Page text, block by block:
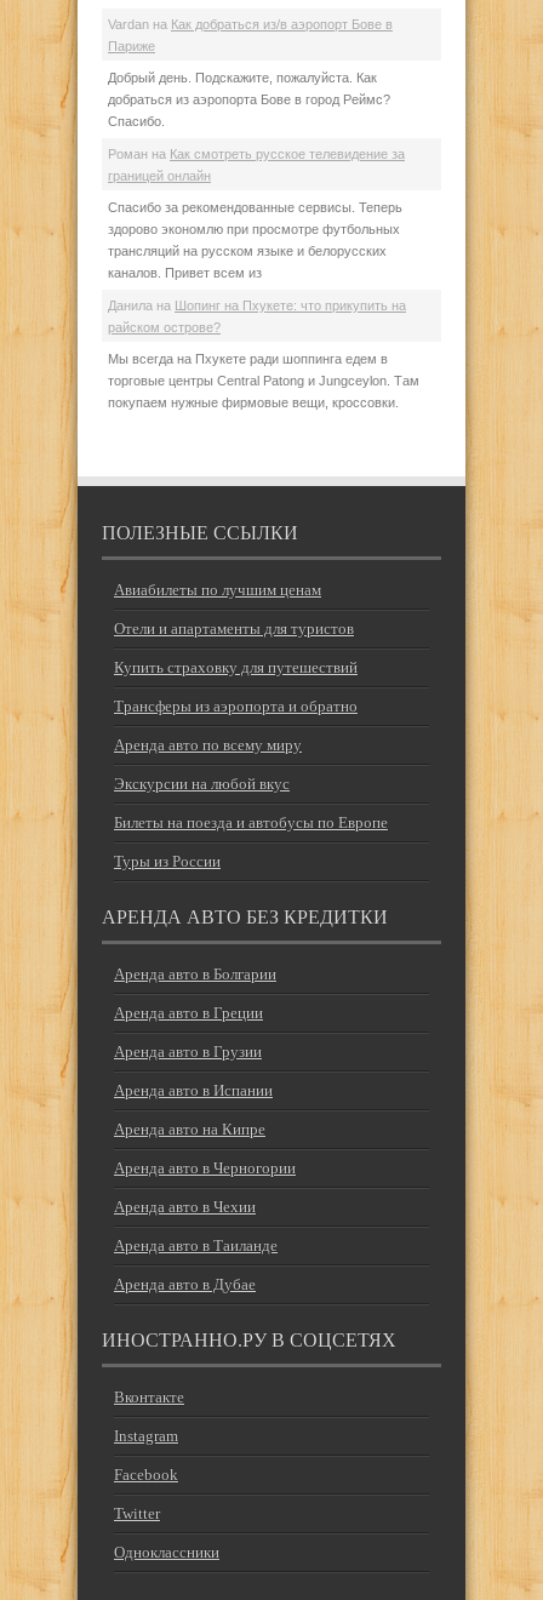
Vardan на Как добраться из/в аэропорт Бове в
Париже
Добрый день. Подскажите, пожалуйста. Как
добраться из аэропорта Бове в город Реймс?
Спасибо.
Роман на Как смотреть русское телевидение за
границей онлайн
Спасибо за рекомендованные сервисы. Теперь
здорово экономлю при просмотре футбольных
трансляций на русском языке и белорусских
каналов. Привет всем из
Данила на Шопинг на Пхукете: что прикупить на
райском острове?
Мы всегда на Пхукете ради шоппинга едем в
торговые центры Central Patong и Jungceylon. Там
покупаем нужные фирмовые вещи, кроссовки.
ПОЛЕЗНЫЕ ССЫЛКИ
Авиабилеты по лучшим ценам
Отели и апартаменты для туристов
Купить страховку для путешествий
Трансферы из аэропорта и обратно
Аренда авто по всему миру
Экскурсии на любой вкус
Билеты на поезда и автобусы по Европе
Туры из России
АРЕНДА АВТО БЕЗ КРЕДИТКИ
Аренда авто в Болгарии
Аренда авто в Греции
Аренда авто в Грузии
Аренда авто в Испании
Аренда авто на Кипре
Аренда авто в Черногории
Аренда авто в Чехии
Аренда авто в Таиланде
Аренда авто в Дубае
ИНОСТРАННО.РУ В СОЦСЕТЯХ
Вконтакте
Instagram
Facebook
Twitter
Одноклассники